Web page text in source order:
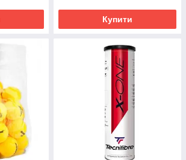
Купити